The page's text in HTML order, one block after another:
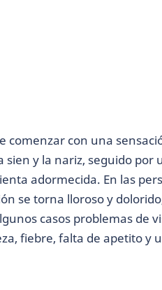
comenzar con una
sien y la nariz, seguido por
adormecida. En las
se torna lloroso y
casos problemas de
fiebre, falta de apetito y